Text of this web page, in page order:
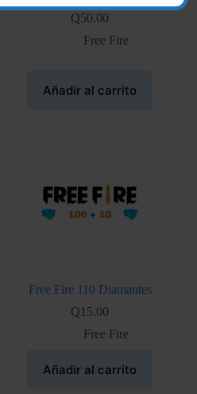
Q50.00
Free Fire
Añadir al carrito
Free Fire 110 Diamantes
Q15.00
Free Fire
Añadir al carrito